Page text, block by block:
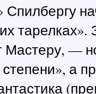
тарелках».
—
степени», а